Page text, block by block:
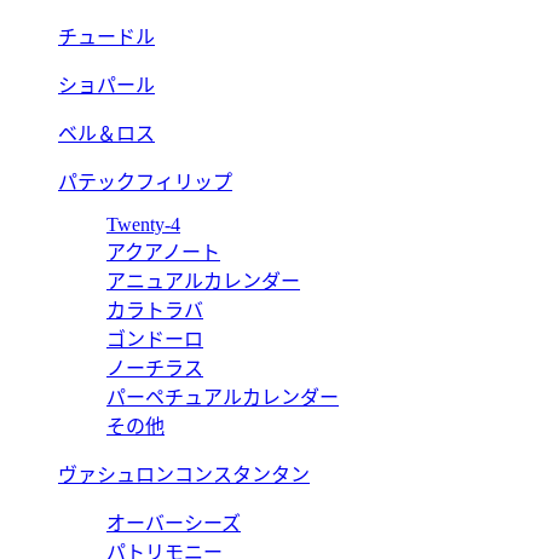
チュードル
ショパール
ベル＆ロス
パテックフィリップ
Twenty-4
アクアノート
アニュアルカレンダー
カラトラバ
ゴンドーロ
ノーチラス
パーペチュアルカレンダー
その他
ヴァシュロンコンスタンタン
オーバーシーズ
パトリモニー